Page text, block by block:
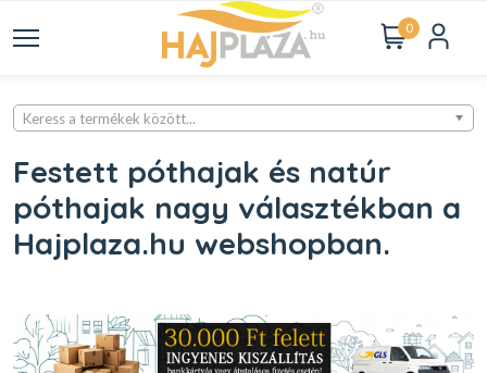
0
Keress a termékek között...
Festett póthajak és natúr
póthajak nagy választékban a
Hajplaza.hu webshopban.